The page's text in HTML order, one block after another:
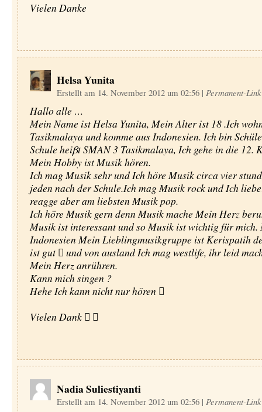
Vielen Danke
Helsa Yunita
Erstellt am 14. November 2012 um 02:56 | Permanent-Link
Hallo alle …
Mein Name ist Helsa Yunita, Mein Alter ist 18 .Ich
Tasikmalaya und komme aus Indonesien. Ich bin
Schule heiβt SMAN 3 Tasikmalaya, Ich gehe in die 12.
Mein Hobby ist Musik hören.
Ich mag Musik sehr und Ich höre Musik circa vier
jeden nach der Schule.Ich mag Musik rock und Ich
reagge aber am liebsten Musik pop.
Ich höre Musik gern denn Musik mache Mein Herz
Musik ist interessant und so Musik ist wichtig für mich.
Indonesien Mein Lieblingmusikgruppe ist Kerispatih
ist gut  und von ausland Ich mag westlife, ihr leid
Mein Herz anrühren.
Kann mich singen ?
Hehe Ich kann nicht nur hören 
Vielen Dank  
Nadia Suliestiyanti
Erstellt am 14. November 2012 um 02:56 | Permanent-Link